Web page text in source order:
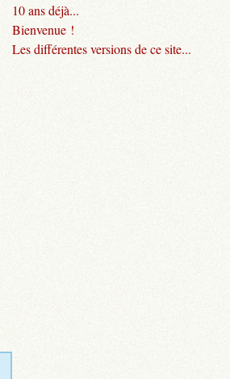
10 ans déjà...
Bienvenue !
Les différentes versions de ce site...